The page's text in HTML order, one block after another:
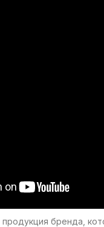
продукция бренда,